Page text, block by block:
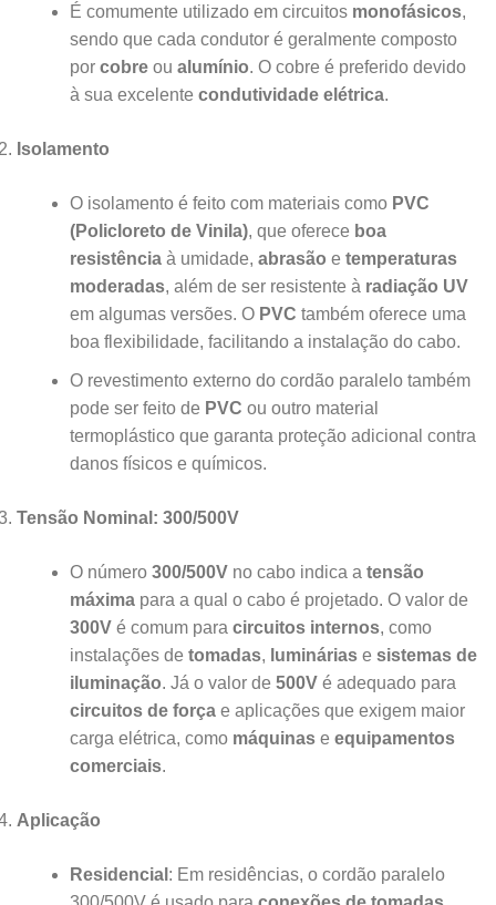
É comumente utilizado em circuitos monofásicos,
sendo que cada condutor é geralmente composto
por cobre ou alumínio. O cobre é preferido devido
à sua excelente condutividade elétrica.
Isolamento
O isolamento é feito com materiais como PVC
(Policloreto de Vinila), que oferece boa
resistência à umidade, abrasão e temperaturas
moderadas, além de ser resistente à radiação UV
em algumas versões. O PVC também oferece uma
boa flexibilidade, facilitando a instalação do cabo.
O revestimento externo do cordão paralelo também
pode ser feito de PVC ou outro material
termoplástico que garanta proteção adicional contra
danos físicos e químicos.
Tensão Nominal: 300/500V
O número 300/500V no cabo indica a tensão
máxima para a qual o cabo é projetado. O valor de
300V é comum para circuitos internos, como
instalações de tomadas, luminárias e sistemas de
iluminação. Já o valor de 500V é adequado para
circuitos de força e aplicações que exigem maior
carga elétrica, como máquinas e equipamentos
comerciais.
Aplicação
Residencial : Em residências, o cordão paralelo